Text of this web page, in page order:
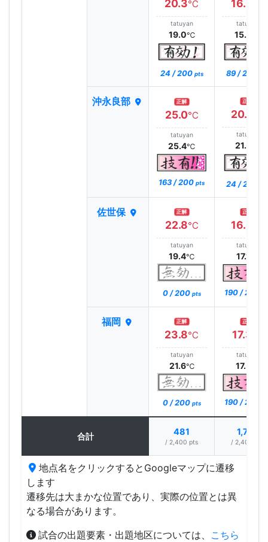
20.3℃
tatuyan
19.0℃
24 / 200 pts
16.3
tatuyan
15.5
89 / 200
沖永良部 正解
25.0℃
tatuyan
25.4℃
163 / 200 pts
正解
20.0
tatuyan
21.3
24 / 200
佐世保 正解
22.8℃
tatuyan
19.4℃
0 / 200 pts
正解
16.9
tatuyan
17.1
190 / 200
福岡 正解
23.8℃
tatuyan
21.6℃
0 / 200 pts
正解
17.3
tatuyan
17.5
190 / 200
合計 481
/ 2,400 pts
1,713
/ 2,400 pts
地点名をクリックするとGoogleマップに遷移
します
遷移先は大まかな位置であり、実際の位置とは異
なる場合があります。
試合の出題要素・出題地区については、 こちら